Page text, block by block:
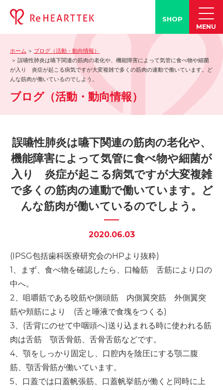
製品情報
-「FACE LINE BOTTLE」
-学会発表情報
-お客様の声
-メディア紹介事例
誤嚥・誤嚥性肺炎の知識
-誤嚥・誤嚥性肺炎とは
-誤嚥のQ&A(コラム)
-誤嚥・誤嚥性肺炎の予防策
会社情報
電話する
SHOP
MENU
ホーム
ブログ（活動・動向情報）
誤嚥性肺炎は嚥下関連の筋肉の老化や、機能障害によって気管に食べ物や細菌
が入り 炎症が起こる病気ですが大変複雑で多くの筋肉の連動で働いています。ど
んな筋肉が働いているのでしよう。
ブログ（活動・動向情報）
誤嚥性肺炎は嚥下関連の筋肉の老化や、
機能障害によって気管に食べ物や細菌が
入り 炎症が起こる病気ですが大変複雑
で多くの筋肉の連動で働いています。ど
んな筋肉が働いているのでしよう。
2020.06.03
(IPSG包括歯科医療研究会のHPより抜粋)
1、まず、食べ物を確認したら、口輪筋 舌筋により口の
中へ。
2、咀嚼筋である咬筋や側頭筋 内側翼突筋 外側翼突
筋や頬筋により (舌と唾液で食塊をつくる)
3、(舌背にのせて中咽頭へ)送り込まれる時に使われる筋
肉は舌筋 顎舌骨筋、舌骨舌筋などです。
4、顎をしっかり固定し、口腔内を陰圧にする顎二腹
筋、顎舌骨筋が働いています。
5、口蓋では口蓋帆張筋、口蓋帆挙筋が働くと同時に上